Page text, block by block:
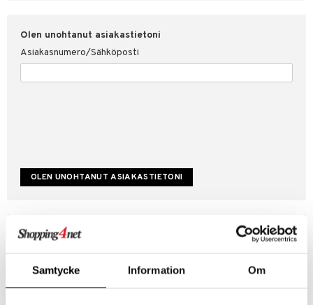
Samtycke Information Om
Olen unohtanut asiakastietoni
Asiakasnumero/Sähköposti
Luo uusi asiakas
Tilauksen tila & historiikki
Kestotilaus